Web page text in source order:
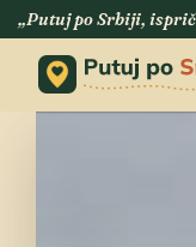
„Putuj po Srbiji,